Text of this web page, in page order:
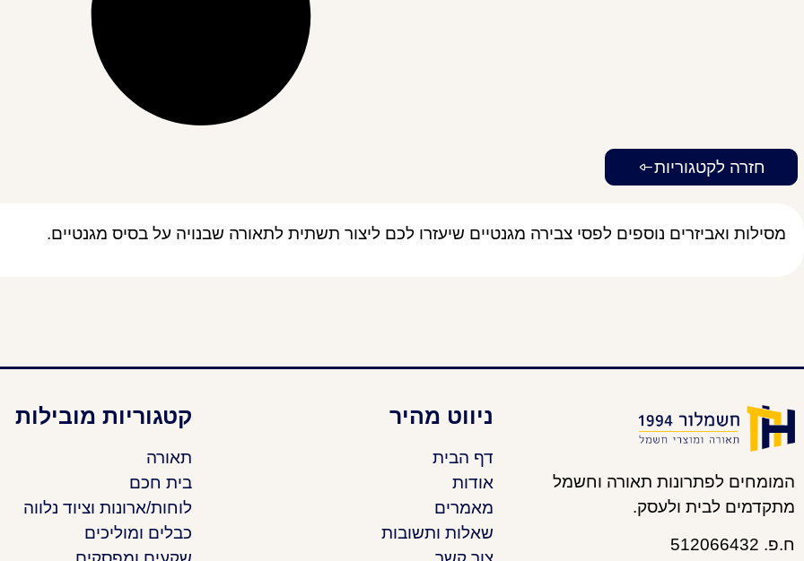
חזרה לקטגוריות
מסילות ואביזרים נוספים לפסי צבירה מגנטיים שיעזרו לכם ליצור תשתית לתאורה שבנויה על בסיס מגנטיים.
המומחים לפתרונות תאורה וחשמל
מתקדמים לבית ולעסק.
ח.פ. 512066432
ניווט מהיר
דף הבית
אודות
מאמרים
שאלות ותשובות
קטגוריות מובילות
תאורה
בית חכם
לוחות/ארונות וציוד נלווה
כבלים ומוליכים